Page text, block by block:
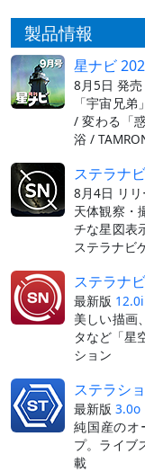
製品情報
星ナビ
8月5日 発売
「宇宙兄
/ 変わる「
浴 /
ステラナ
8月4日 リリ
天体観察・
チな星図表
ステラナビ
ステラナ
最新版 12.0i
美しい描画
タなど「星
ション
ステラシ
最新版 3.0o
純国産のオ
プ。ライブ
載